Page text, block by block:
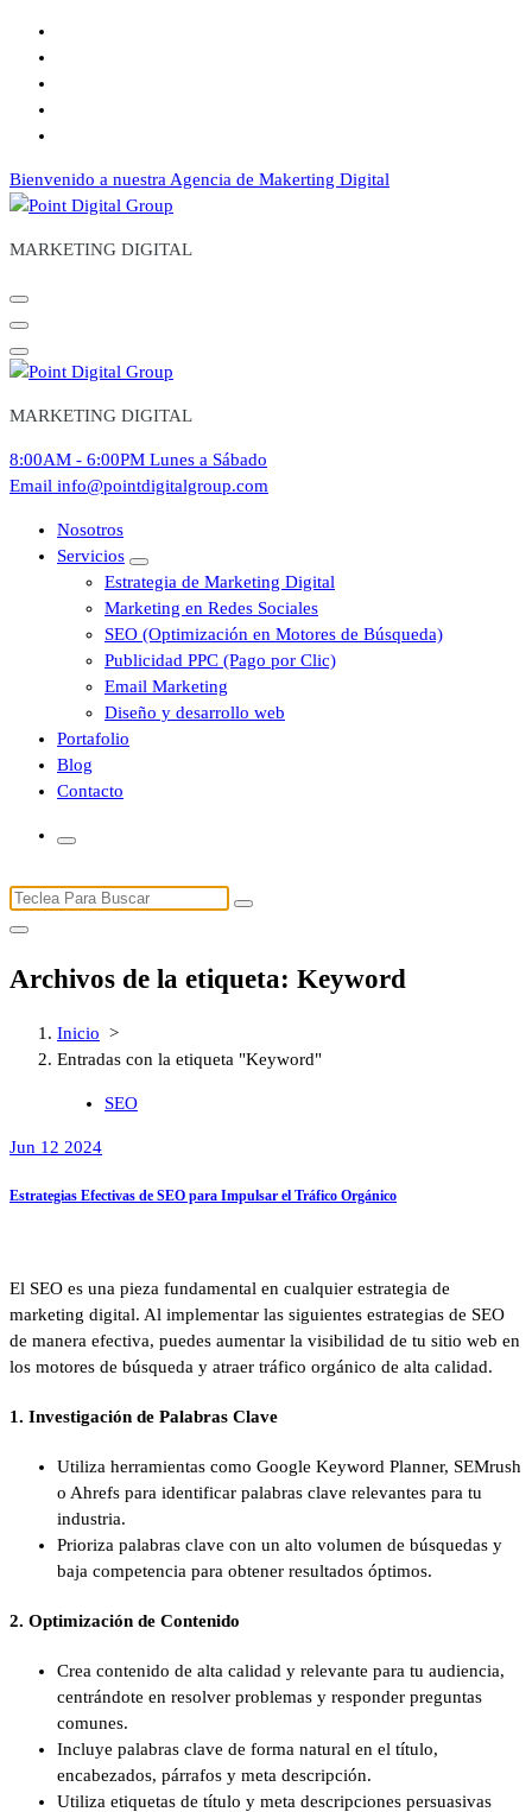
Saltar
contenido
Bienvenido a nuestra Agencia de Makerting Digital
MARKETING DIGITAL
MARKETING DIGITAL
8:00AM - 6:00PM Lunes a Sábado
Email info@pointdigitalgroup.com
Nosotros
Servicios
Estrategia de Marketing Digital
Marketing en Redes Sociales
SEO (Optimización en Motores de Búsqueda)
Publicidad PPC (Pago por Clic)
Email Marketing
Diseño y desarrollo web
Portafolio
Blog
Contacto
Buscar:
Archivos de la etiqueta: Keyword
Inicio >
Entradas con la etiqueta "Keyword"
SEO
Jun 12 2024
Estrategias Efectivas de SEO para Impulsar el Tráfico Orgánico
El SEO es una pieza fundamental en cualquier estrategia de
marketing digital. Al implementar las siguientes estrategias de SEO
de manera efectiva, puedes aumentar la visibilidad de tu sitio web en
los motores de búsqueda y atraer tráfico orgánico de alta calidad.
1. Investigación de Palabras Clave
Utiliza herramientas como Google Keyword Planner, SEMrush
o Ahrefs para identificar palabras clave relevantes para tu
industria.
Prioriza palabras clave con un alto volumen de búsquedas y
baja competencia para obtener resultados óptimos.
2. Optimización de Contenido
Crea contenido de alta calidad y relevante para tu audiencia,
centrándote en resolver problemas y responder preguntas
comunes.
Incluye palabras clave de forma natural en el título,
encabezados, párrafos y meta descripción.
Utiliza etiquetas de título y meta descripciones persuasivas